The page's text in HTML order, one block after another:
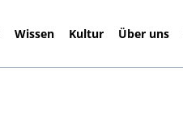
Wissen Kultur Über uns